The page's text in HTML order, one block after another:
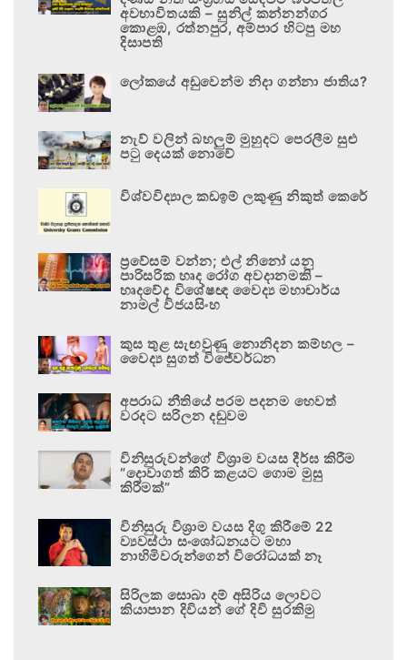
අවභාවිතයකි – සුනිල් කන්නන්ගර
කොළඹ, රත්නපුර, අම්පාර හිටපු මහ
දිසාපති
ලෝකයේ අඩුවෙන්ම නිදා ගන්නා ජාතිය?
නැව් වලින් බහලුම් මුහුදට පෙරලීම සුළු
පටු දෙයක් නොවේ
විශ්වවිද්‍යාල කඩඉම් ලකුණු නිකුත් කෙරේ
ප්‍රවේසම් වන්න; එල් නිනෝ යනු
පාරිසරික හෘද රෝග අවදානමකි –
හෘදවේද විශේෂඥ වෛද්‍ය මහාචාර්ය
නාමල් විජයසිංහ
කුස තුළ සැඟවුණු නොනිදන කම්හල –
වෛද්‍ය සුගත් විජේවර්ධන
අපරාධ නීතියේ පරම පදනම හෙවත්
වරදට සරිලන දඬුවම
විනිසුරුවන්ගේ විශ්‍රාම වයස දීර්ඝ කිරීම
“දොවාගත් කිරි කළයට ගොම මුසු
කිරීමක්”
විනිසුරු විශ්‍රාම වයස දිගු කිරීමේ 22
ව්‍යවස්ථා සංශෝධනයට මහා
නාහිමිවරුන්ගෙන් විරෝධයක් නෑ
සිරිලක සොබා දම් අසිරිය ලොවට
කියාපාන දිවියන් ගේ දිවි සුරකිමු